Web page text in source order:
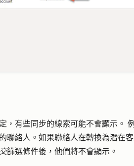
，有些同步的線索可能不會顯示。
聯絡人。如果聯絡人在轉換為潛在
篩選條件後，他們將不會顯示。